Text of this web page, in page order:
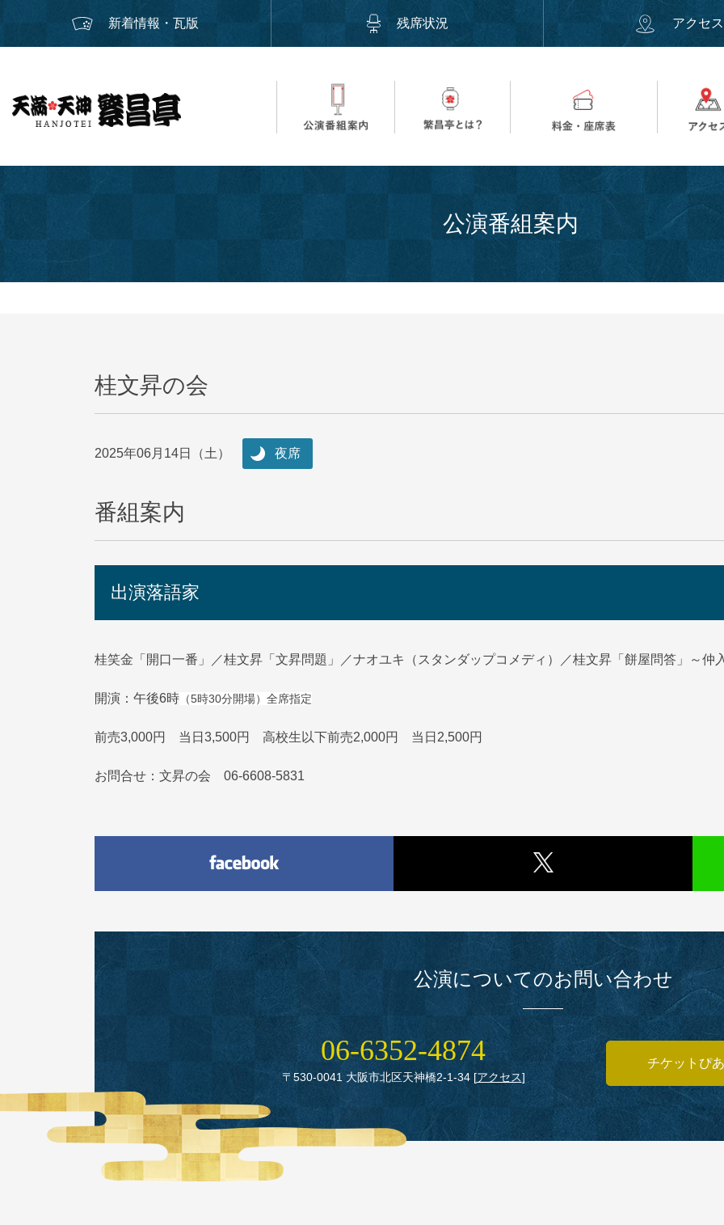
新着情報・瓦版 残席状況 アクセス
公演番組案内
桂文昇の会
2025年06月14日（土） 夜席
番組案内
出演落語家
桂笑金「開口一番」／桂文昇「文昇問題」／ナオユキ（スタンダップコメディ）／桂文昇「餅屋問答」～仲
開演：午後6時 （5時30分開場）全席指定
前売3,000円 当日3,500円 高校生以下前売2,000円 当日2,500円
お問合せ：文昇の会 06-6608-5831
公演についてのお問い合わせ
06‑6352‑4874
〒530‑0041 大阪市北区天神橋2‑1‑34[アクセス]
チケットぴ